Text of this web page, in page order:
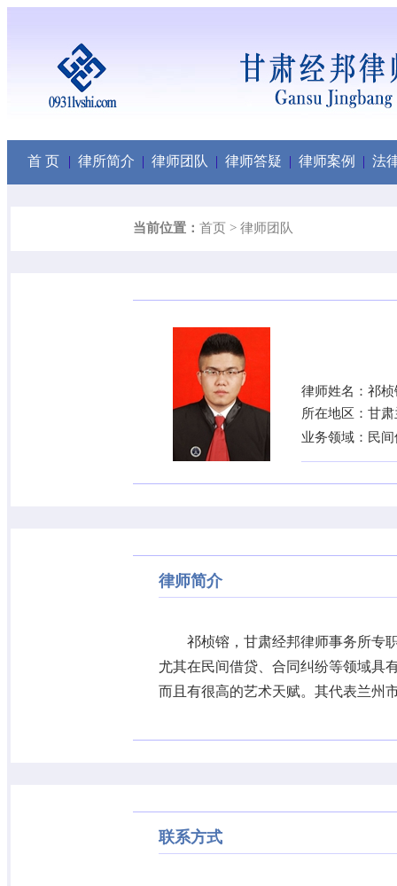
首 页 | 律所简介 | 律师团队 | 律师答疑 | 律师案例 | 法
当前位置： 首页 > 律师团队
律师姓名：祁桢
所在地区：甘
业务领域：民
律师简介
祁桢镕，甘肃经邦律师事务所专
尤其在民间借贷、合同纠纷等领域具
而且有很高的艺术天赋。其代表兰州
联系方式